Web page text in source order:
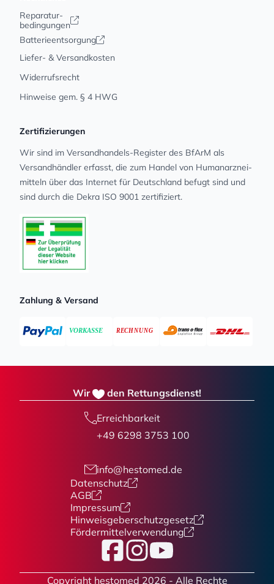
Reparatur-
bedingungen
Batterieentsorgung
Liefer- & Versandkosten
Widerrufsrecht
Hinweise gem. § 4 HWG
Zertifizierungen
Wir sind im Versandhandels-Register des BfArM als
Versandhändler erfasst, die zum Handel von Human­arz­nei­
mit­teln über das Internet für Deutschland befugt sind und
sind durch die Dekra ISO 9001 zertifiziert.
Zahlung & Versand
Wir den Rettungsdienst!
Erreichbarkeit
+49 6298 3753 100
info@hestomed.de
Datenschutz
AGB
Impressum
Hinweisgeberschutzgesetz
Fördermittelverwendung
FacebookInstagram
YouTube
Copyright hestomed 2026 - Alle Rechte